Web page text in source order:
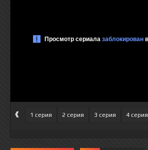
‹ 1 серия 2 серия 3 серия 4 серия